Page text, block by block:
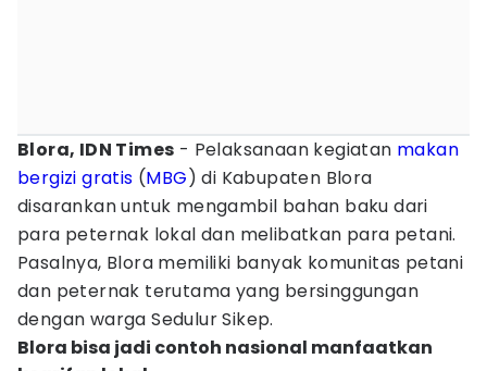
Blora, IDN Times - Pelaksanaan kegiatan makan
bergizi gratis (MBG) di Kabupaten Blora
disarankan untuk mengambil bahan baku dari
para peternak lokal dan melibatkan para petani.
Pasalnya, Blora memiliki banyak komunitas petani
dan peternak terutama yang bersinggungan
dengan warga Sedulur Sikep.
Blora bisa jadi contoh nasional manfaatkan